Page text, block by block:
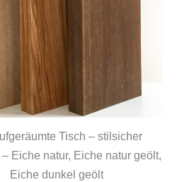
Tisch – stilsicher
Eiche natur, Eiche natur geölt,
Eiche dunkel geölt